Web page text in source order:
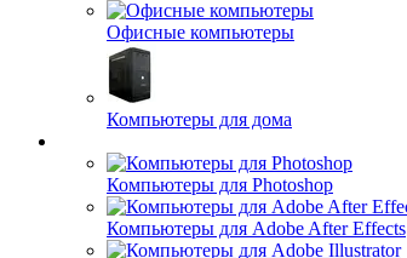
Офисные компьютеры
Компьютеры для дома
Компьютеры для Photoshop
Компьютеры для Adobe After Effects